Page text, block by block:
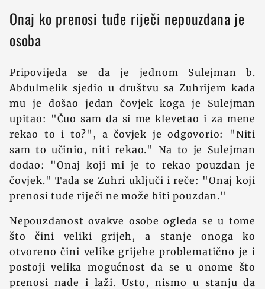
Onaj ko prenosi tuđe riječi nepouzdana je
osoba
Pripovijeda se da je jednom Sulejman b.
Abdulmelik sjedio u društvu sa Zuhrijem kada
mu je došao jedan čovjek koga je Sulejman
upitao: "Čuo sam da si me klevetao i za mene
rekao to i to?", a čovjek je odgovorio: "Niti
sam to učinio, niti rekao." Na to je Sulejman
dodao: "Onaj koji mi je to rekao pouzdan je
čovjek." Tada se Zuhri uključi i reče: "Onaj koji
prenosi tuđe riječi ne može biti pouzdan."
Nepouzdanost ovakve osobe ogleda se u tome
što čini veliki grijeh, a stanje onoga ko
otvoreno čini velike grijehe problematično je i
postoji velika mogućnost da se u onome što
prenosi nađe i laži. Usto, nismo u stanju da